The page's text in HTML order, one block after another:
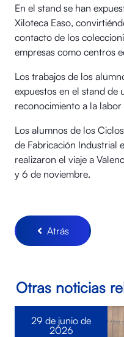
En el stand se han
Xiloteca Easo,
contacto de los
empresas como centros
Los trabajos de los
expuestos en el stand de
reconocimiento a la labor
Los alumnos de los
de Fabricación Industrial
realizaron el viaje a
y 6 de noviembre.
Atrás
Otras noticias
29 de junio de
2026